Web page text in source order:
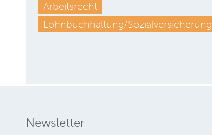
Arbeitsrecht
Lohnbuchhaltung/Sozialversicherung
Newsletter